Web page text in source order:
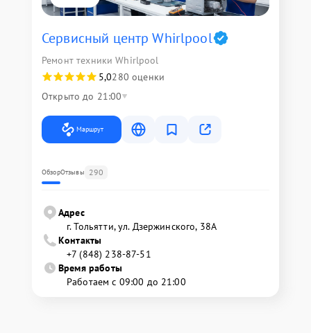
Сервисный центр Whirlpool
Ремонт техники Whirlpool
5,0280 оценки
Открыто до 21:00
Маршрут
ОбзорОтзывы 290
Адрес
г. Тольятти, ул. Дзержинского, 38А
Контакты
+7 (848) 238-87-51
Время работы
Работаем с 09:00 до 21:00